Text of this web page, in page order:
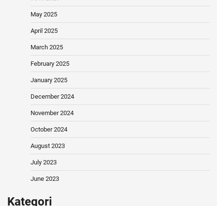
May 2025
April 2025
March 2025
February 2025
January 2025
December 2024
November 2024
October 2024
August 2023
July 2023
June 2023
Kategori